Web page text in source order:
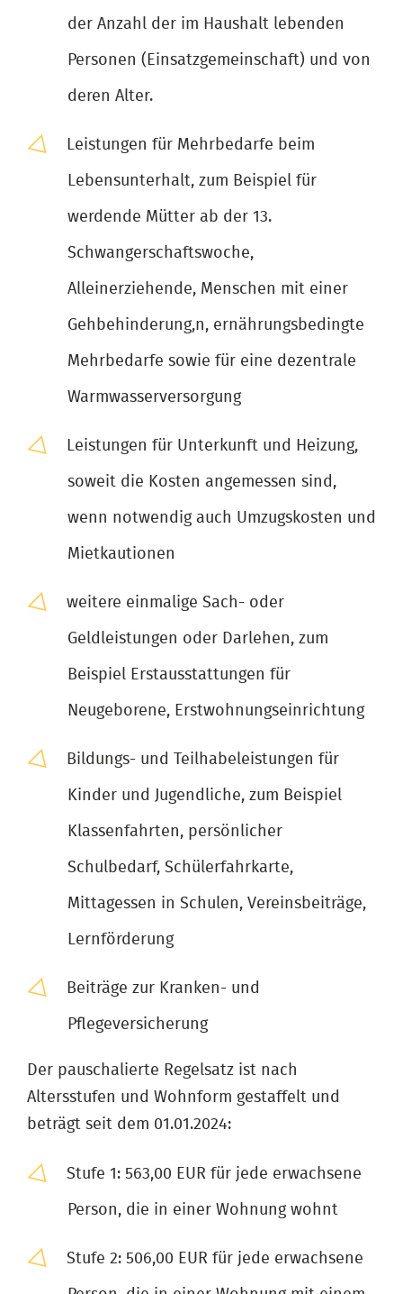
der Anzahl der im Haushalt lebenden
Personen (Einsatzgemeinschaft) und von
deren Alter.
Leistungen für Mehrbedarfe beim
Lebensunterhalt, zum Beispiel für
werdende Mütter ab der 13.
Schwangerschaftswoche,
Alleinerziehende, Menschen mit einer
Gehbehinderung,n, ernährungsbedingte
Mehrbedarfe sowie für eine dezentrale
Warmwasserversorgung
Leistungen für Unterkunft und Heizung,
soweit die Kosten angemessen sind,
wenn notwendig auch Umzugskosten und
Mietkautionen
weitere einmalige Sach- oder
Geldleistungen oder Darlehen, zum
Beispiel Erstausstattungen für
Neugeborene, Erstwohnungseinrichtung
Bildungs- und Teilhabeleistungen für
Kinder und Jugendliche, zum Beispiel
Klassenfahrten, persönlicher
Schulbedarf, Schülerfahrkarte,
Mittagessen in Schulen, Vereinsbeiträge,
Lernförderung
Beiträge zur Kranken- und
Pflegeversicherung
Der pauschalierte Regelsatz ist nach
Altersstufen und Wohnform gestaffelt und
beträgt seit dem 01.01.2024:
Stufe 1: 563,00 EUR für jede erwachsene
Person, die in einer Wohnung wohnt
Stufe 2: 506,00 EUR für jede erwachsene